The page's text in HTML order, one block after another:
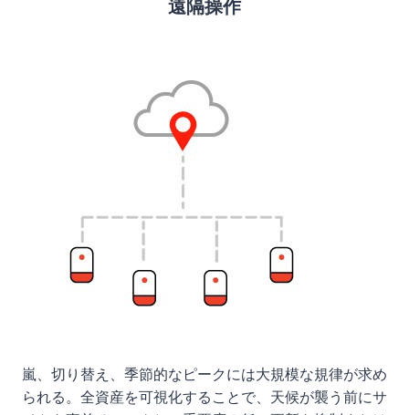
遠隔操作
嵐、切り替え、季節的なピークには大規模な規律が求め
られる。全資産を可視化することで、天候が襲う前にサ